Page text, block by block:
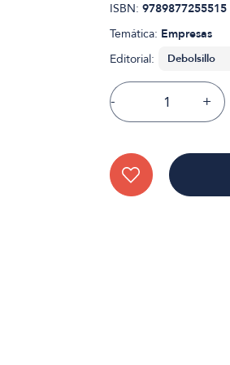
ISBN: 9789877255515
Temática: Empresas
Editorial:
- +